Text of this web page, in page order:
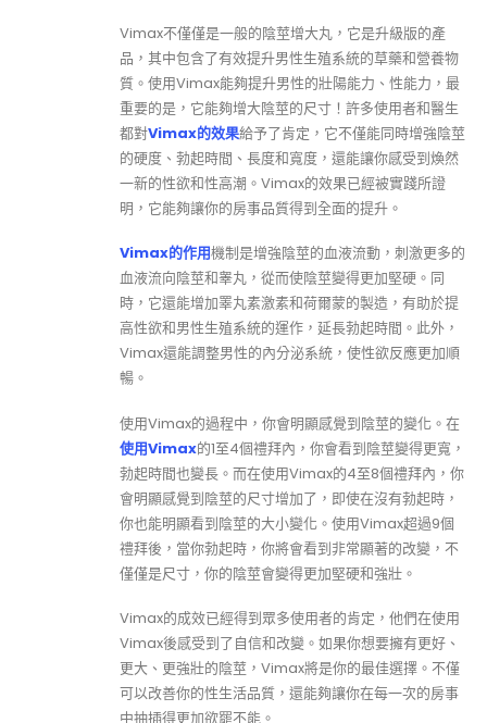
Vimax不僅僅是一般的陰莖增大丸，它是升級版的產
品，其中包含了有效提升男性生殖系統的草藥和營養物
質。使用Vimax能夠提升男性的壯陽能力、性能力，最
重要的是，它能夠增大陰莖的尺寸！許多使用者和醫生
都對Vimax的效果給予了肯定，它不僅能同時增強陰莖
的硬度、勃起時間、長度和寬度，還能讓你感受到煥然
一新的性欲和性高潮。Vimax的效果已經被實踐所證
明，它能夠讓你的房事品質得到全面的提升。
Vimax的作用機制是增強陰莖的血液流動，刺激更多的
血液流向陰莖和睾丸，從而使陰莖變得更加堅硬。同
時，它還能增加睪丸素激素和荷爾蒙的製造，有助於提
高性欲和男性生殖系統的運作，延長勃起時間。此外，
Vimax還能調整男性的內分泌系統，使性欲反應更加順
暢。
使用Vimax的過程中，你會明顯感覺到陰莖的變化。在
使用Vimax的1至4個禮拜內，你會看到陰莖變得更寬，
勃起時間也變長。而在使用Vimax的4至8個禮拜內，你
會明顯感覺到陰莖的尺寸增加了，即使在沒有勃起時，
你也能明顯看到陰莖的大小變化。使用Vimax超過9個
禮拜後，當你勃起時，你將會看到非常顯著的改變，不
僅僅是尺寸，你的陰莖會變得更加堅硬和強壯。
Vimax的成效已經得到眾多使用者的肯定，他們在使用
Vimax後感受到了自信和改變。如果你想要擁有更好、
更大、更強壯的陰莖，Vimax將是你的最佳選擇。不僅
可以改善你的性生活品質，還能夠讓你在每一次的房事
中抽插得更加欲罷不能。